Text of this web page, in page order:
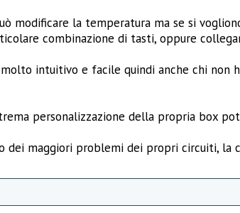
modificare la temperatura ma se si
combinazione di tasti, oppure
intuitivo e facile quindi anche chi non
personalizzazione della propria box
dei maggiori problemi dei propri circuiti, la